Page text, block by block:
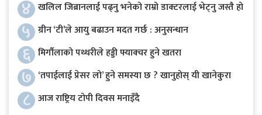
४ खलिल जिब्रानलाई पढ्नु भनेको राम्रो डाक्टरलाई भेट्नु जस्तै हो
५ ग्रीन ‘टी’ले आयु बढाउन मदत गर्छ : अनुसन्धान
६ मिर्गौलाको पथ्थरीले हड्डी फ्याक्चर हुने खतरा
७ ‘तपाईलाई प्रेसर लो’ हुने समस्या छ ? खानुहोस् यी खानेकुरा
८ आज राष्ट्रिय टोपी दिवस मनाइँदै